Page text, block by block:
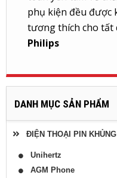
phụ kiện đều được
tương thích cho tất
Philips
DANH MỤC SẢN PHẨM
ĐIỆN THOẠI PIN KHỦNG
Unihertz
AGM Phone